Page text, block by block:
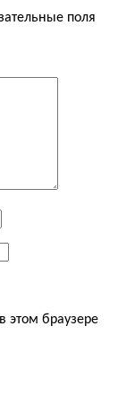
поля
этом браузере